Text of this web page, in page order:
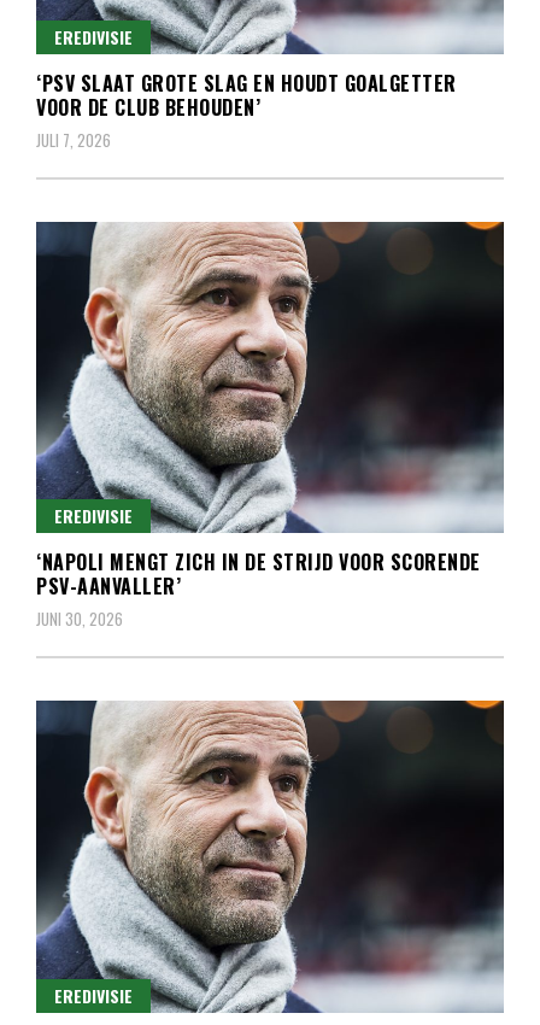
EREDIVISIE
‘PSV SLAAT GROTE SLAG EN HOUDT GOALGETTER
VOOR DE CLUB BEHOUDEN’
JULI 7, 2026
EREDIVISIE
‘NAPOLI MENGT ZICH IN DE STRIJD VOOR SCORENDE
PSV-AANVALLER’
JUNI 30, 2026
EREDIVISIE